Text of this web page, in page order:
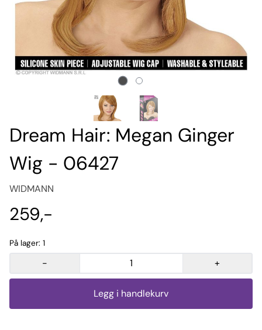
Dream Hair: Megan Ginger
Wig - 06427
WIDMANN
259,-
På lager: 1
- +